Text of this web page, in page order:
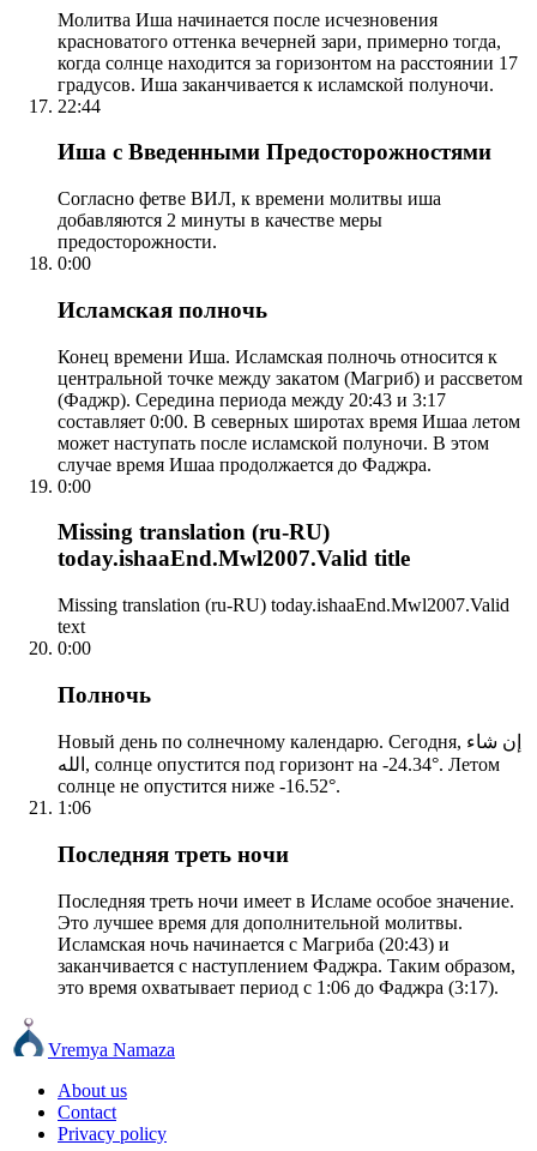
Молитва Иша начинается после исчезновения
красноватого оттенка вечерней зари, примерно тогда,
когда солнце находится за горизонтом на расстоянии 17
градусов. Иша заканчивается к исламской полуночи.
22:44
Иша с Введенными Предосторожностями
Согласно фетве ВИЛ, к времени молитвы иша
добавляются 2 минуты в качестве меры
предосторожности.
0:00
Исламская полночь
Конец времени Иша. Исламская полночь относится к
центральной точке между закатом (Магриб) и рассветом
(Фаджр). Середина периода между 20:43 и 3:17
составляет 0:00. В северных широтах время Ишаа летом
может наступать после исламской полуночи. В этом
случае время Ишаа продолжается до Фаджра.
0:00
Missing translation (ru-RU)
today.ishaaEnd.Mwl2007.Valid title
Missing translation (ru-RU) today.ishaaEnd.Mwl2007.Valid
text
0:00
Полночь
Новый день по солнечному календарю. Сегодня, إن شاء
الله, солнце опустится под горизонт на -24.34°. Летом
солнце не опустится ниже -16.52°.
1:06
Последняя треть ночи
Последняя треть ночи имеет в Исламе особое значение.
Это лучшее время для дополнительной молитвы.
Исламская ночь начинается с Магриба (20:43) и
заканчивается с наступлением Фаджра. Таким образом,
это время охватывает период с 1:06 до Фаджра (3:17).
Vremya Namaza
About us
Contact
Privacy policy